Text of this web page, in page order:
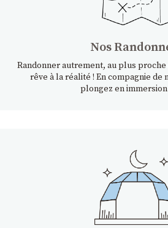
Nos
Randonner autrement, au plus proche
rêve à la réalité ! En compagnie
plongez en